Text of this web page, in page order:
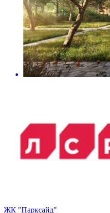
ЖК "Парксайд"